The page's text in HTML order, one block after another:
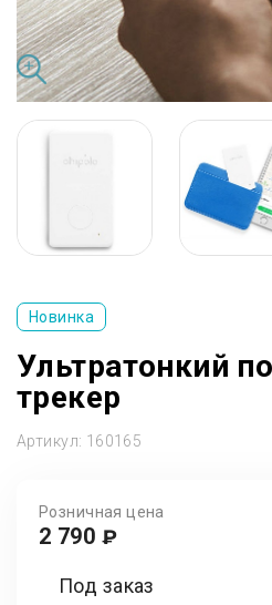
Новинка
Ультратонкий
трекер
Артикул: 160165
Розничная цена
2 790 ₽
Под заказ